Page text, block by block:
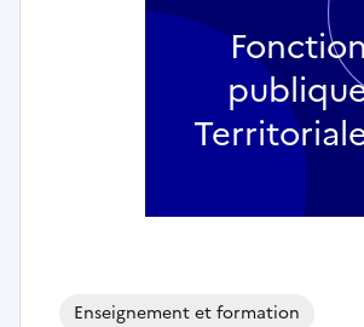
Enseignement et formation
Fonction